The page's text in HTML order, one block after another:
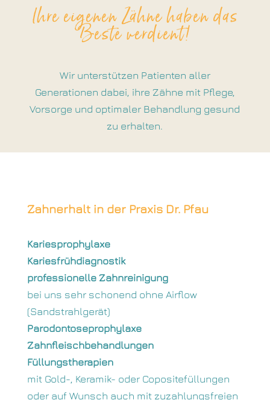
Ihre eigenen Zähne haben das
Beste verdient!
Wir unterstützen Patienten aller
Generationen dabei, ihre Zähne mit Pflege,
Vorsorge und optimaler Behandlung gesund
zu erhalten.
Zahnerhalt in der Praxis Dr. Pfau
Kariesprophylaxe
Kariesfrühdiagnostik
professionelle Zahnreinigung
bei uns sehr schonend ohne Airflow
(Sandstrahlgerät)
Parodontoseprophylaxe
Zahnfleischbehandlungen
Füllungstherapien
mit Gold-, Keramik- oder Copositefüllungen
oder auf Wunsch auch mit zuzahlungsfreien